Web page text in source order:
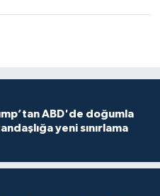
ABD'de doğumla
yeni sınırlama